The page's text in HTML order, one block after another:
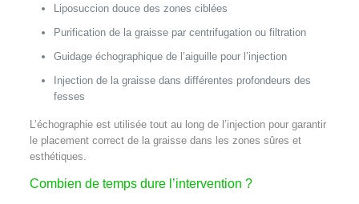
Liposuccion douce des zones ciblées
Purification de la graisse par centrifugation ou filtration
Guidage échographique de l’aiguille pour l’injection
Injection de la graisse dans différentes profondeurs des
fesses
L’échographie est utilisée tout au long de l’injection pour garantir
le placement correct de la graisse dans les zones sûres et
esthétiques.
Combien de temps dure l’intervention ?